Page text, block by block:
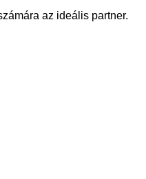
az ideális partner.